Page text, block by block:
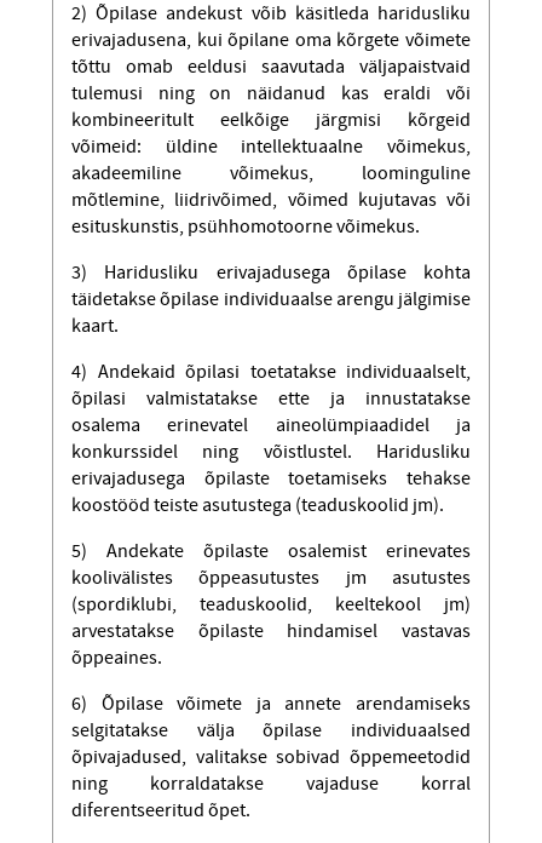
2) Õpilase andekust võib käsitleda haridusliku
erivajadusena, kui õpilane oma kõrgete võimete
tõttu omab eeldusi saavutada väljapaistvaid
tulemusi ning on näidanud kas eraldi või
kombineeritult eelkõige järgmisi kõrgeid
võimeid: üldine intellektuaalne võimekus,
akadeemiline võimekus, loominguline
mõtlemine, liidrivõimed, võimed kujutavas või
esituskunstis, psühhomotoorne võimekus.
3) Haridusliku erivajadusega õpilase kohta
täidetakse õpilase individuaalse arengu jälgimise
kaart.
4) Andekaid õpilasi toetatakse individuaalselt,
õpilasi valmistatakse ette ja innustatakse
osalema erinevatel aineolümpiaadidel ja
konkurssidel ning võistlustel. Haridusliku
erivajadusega õpilaste toetamiseks tehakse
koostööd teiste asutustega (teaduskoolid jm).
5) Andekate õpilaste osalemist erinevates
koolivälistes õppeasutustes jm asutustes
(spordiklubi, teaduskoolid, keeltekool jm)
arvestatakse õpilaste hindamisel vastavas
õppeaines.
6) Õpilase võimete ja annete arendamiseks
selgitatakse välja õpilase individuaalsed
õpivajadused, valitakse sobivad õppemeetodid
ning korraldatakse vajaduse korral
diferentseeritud õpet.